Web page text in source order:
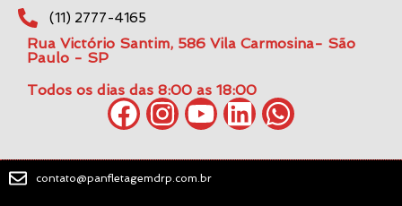
(11) 2777-4165
Rua Victório Santim, 586 Vila Carmosina- São
Paulo - SP
Todos os dias das 8:00 as 18:00
contato@panfletagemdrp.com.br